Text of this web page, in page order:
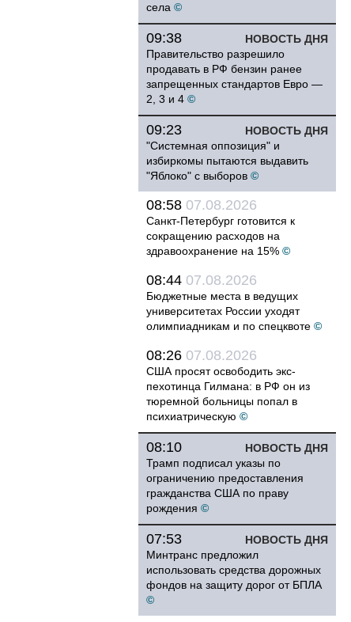
села ©
НОВОСТЬ ДНЯ
09:38
Правительство разрешило
продавать в РФ бензин ранее
запрещенных стандартов Евро —
2, 3 и 4 ©
НОВОСТЬ ДНЯ
09:23
"Системная оппозиция" и
избиркомы пытаются выдавить
"Яблоко" с выборов ©
08:58 07.08.2026
Санкт-Петербург готовится к
сокращению расходов на
здравоохранение на 15% ©
08:44 07.08.2026
Бюджетные места в ведущих
университетах России уходят
олимпиадникам и по спецквоте ©
08:26 07.08.2026
США просят освободить экс-
пехотинца Гилмана: в РФ он из
тюремной больницы попал в
психиатрическую ©
НОВОСТЬ ДНЯ
08:10
Трамп подписал указы по
ограничению предоставления
гражданства США по праву
рождения ©
НОВОСТЬ ДНЯ
07:53
Минтранс предложил
использовать средства дорожных
фондов на защиту дорог от БПЛА
©